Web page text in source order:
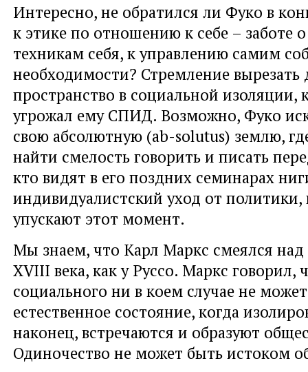
Интересно, не обратился ли Фуко в
к этике по отношению к себе – заботе о
техникам себя, к управлению самим
необходимости? Стремление вырезать
пространство в социальной изоляции,
угрожал ему СПИД. Возможно, Фуко
свою абсолютную (ab-solutus) землю,
найти смелость говорить и писать
кто видят в его поздних семинарах
индивидуалистский уход от
упускают этот момент.
Мы знаем, что Карл Маркс смеялся
XVIII века, как у Руссо. Маркс говорил,
социального ни в коем случае не
естественное состояние, когда
наконец, встречаются и образуют
Одиночество не может быть истоком